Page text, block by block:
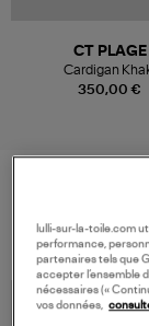
350,00 €
CT PLAGE
Cardigan
lulli-sur-la-toile.com
performance,
partenaires tels que
accepter l’ensemble
nécessaires («
vos données,